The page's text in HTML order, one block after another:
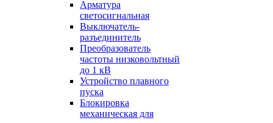
Арматура
светосигнальная
Выключатель-
разъединитель
Преобразователь
частоты низковольтный
до 1 кВ
Устройство плавного
пуска
Блокировка
механическая для